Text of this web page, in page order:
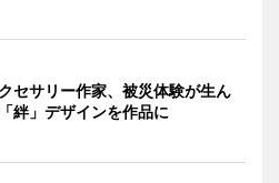
セサリー作家、被災体験が生ん
絆」デザインを作品に